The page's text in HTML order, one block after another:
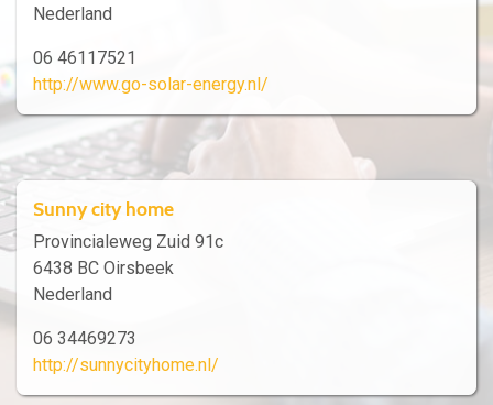
Nederland
06 46117521
http://www.go-solar-energy.nl/
Sunny city home
Provincialeweg Zuid 91c
6438 BC Oirsbeek
Nederland
06 34469273
http://sunnycityhome.nl/